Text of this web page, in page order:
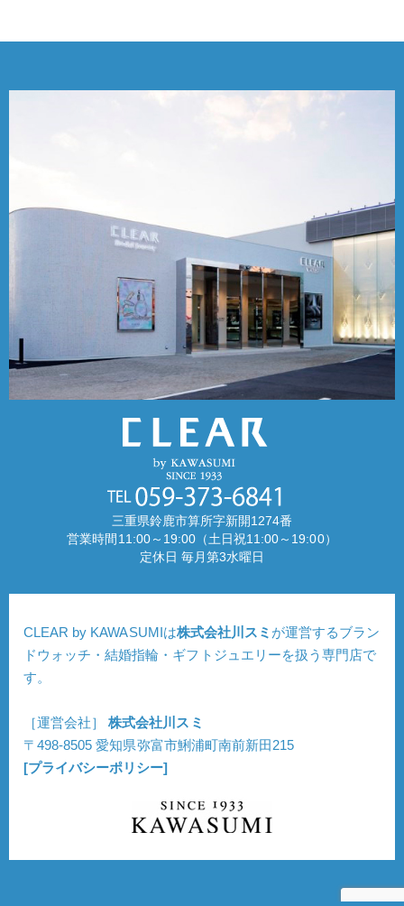
三重県鈴鹿市算所字新開1274番
営業時間11:00～19:00（土日祝11:00～19:00）
定休日 毎月第3水曜日
CLEAR by KAWASUMIは株式会社川スミ が運営するブラン
ドウォッチ・結婚指輪・ギフトジュエリーを扱う専門店で
す。
［運営会社］株式会社川スミ
〒498-8505 愛知県弥富市鯏浦町南前新田215
[プライバシーポリシー]